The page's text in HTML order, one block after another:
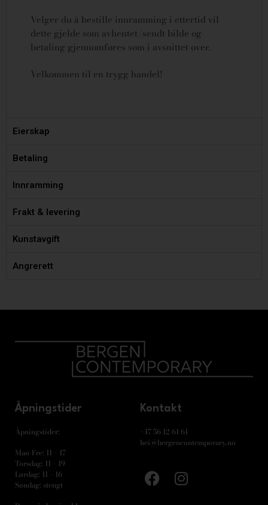
Velger du å bestille innramming i ettertid vil
dette gjelde som avhentet/sendt bilde og
betaling gjennomføres som i avsnittet over.
Velkommen til en trygg handel!
Eierskap
Betaling
Innramming
Frakt & levering
Kunstavgift
Angrerett
Åpningstider
Åpningstider:
Man-Fre: 11 – 17
Torsdag: 11 – 19
Lørdag: 11 – 16
Søndag: stengt
Kontakt
+47 56 12 61 61
hei@bergencontemporary.no